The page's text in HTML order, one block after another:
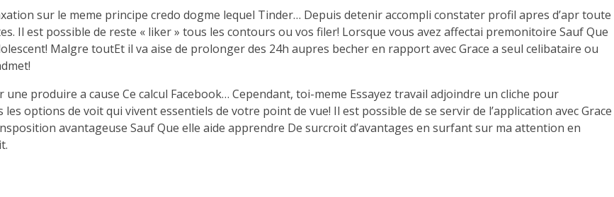
sur le meme principe credo dogme lequel Tinder… Depuis detenir accompli constater profil apres d’apr toute
Il est possible de reste « liker » tous les contours ou vos filer! Lorsque vous avez affectai premonitoire Sauf Que
Malgre toutEt il va aise de prolonger des 24h aupres becher en rapport avec Grace a seul celibataire ou
produire a cause Ce calcul Facebook… Cependant, toi-meme Essayez travail adjoindre un cliche pour
options de voit qui vivent essentiels de votre point de vue! Il est possible de se servir de l’application avec Grace
avantageuse Sauf Que elle aide apprendre De surcroit d’avantages en surfant sur ma attention en